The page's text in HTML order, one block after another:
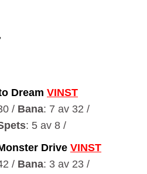
Dream VINST
/ Bana: 7 av 32 /
: 5 av 8 /
Drive VINST
/ Bana: 3 av 23 /